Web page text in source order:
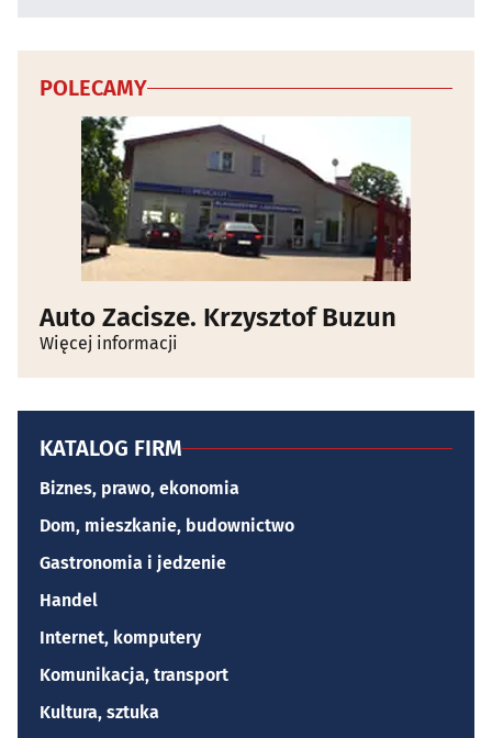
POLECAMY
Auto Zacisze. Krzysztof Buzun
Więcej informacji
KATALOG FIRM
Biznes, prawo, ekonomia
Dom, mieszkanie, budownictwo
Gastronomia i jedzenie
Handel
Internet, komputery
Komunikacja, transport
Kultura, sztuka